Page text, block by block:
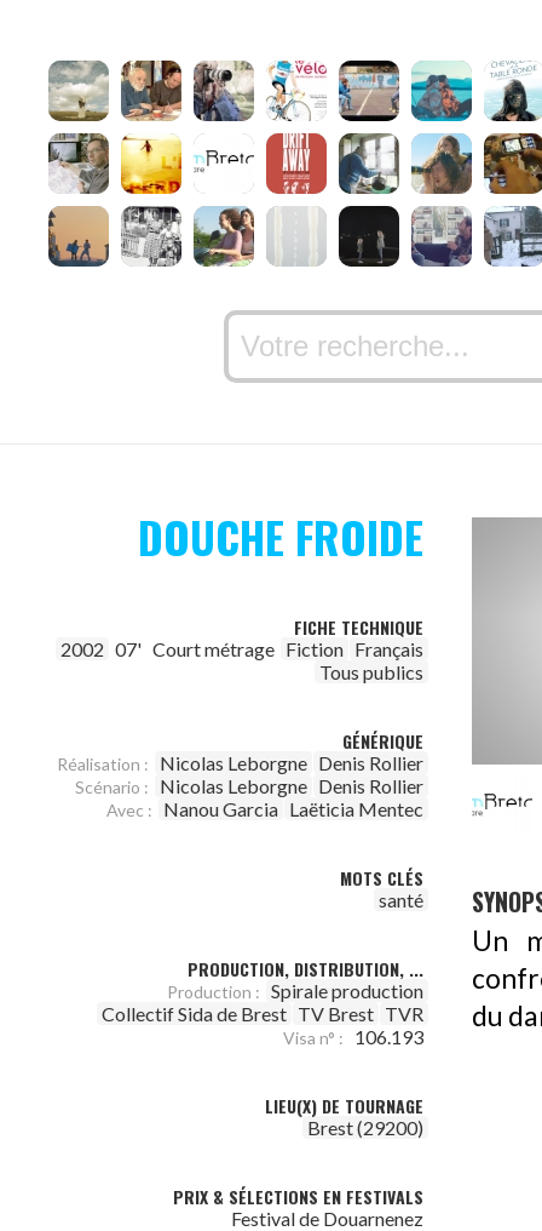
DOUCHE FROIDE
FICHE TECHNIQUE
2002 07' Court métrage Fiction Français
Tous publics
GÉNÉRIQUE
Réalisation : Nicolas Leborgne Denis Rollier
Scénario : Nicolas Leborgne Denis Rollier
Avec : Nanou Garcia Laëticia Mentec
MOTS CLÉS
santé
PRODUCTION, DISTRIBUTION, ...
Production : Spirale production
Collectif Sida de Brest TV Brest TVR
Visa n° : 106.193
LIEU(X) DE TOURNAGE
Brest (29200)
PRIX & SÉLECTIONS EN FESTIVALS
Festival de Douarnenez
Un
du